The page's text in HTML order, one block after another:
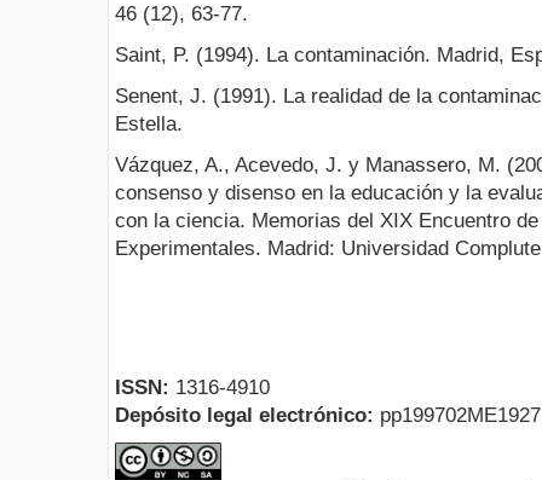
46 (12), 63-77.
Saint, P. (1994). La contaminación. Madrid,
Senent, J. (1991). La realidad de la
Estella.
Vázquez, A., Acevedo, J. y Manassero, M.
consenso y disenso en la educación y la
con la ciencia. Memorias del XIX Encuentro
Experimentales. Madrid: Universidad
ISSN: 1316-4910
Depósito legal electrónico: